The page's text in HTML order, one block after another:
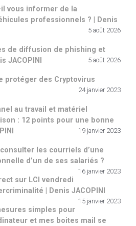
vous informer de la
professionnels ? | Denis
5 août 2026
de diffusion de phishing et
JACOPINI
5 août 2026
protéger des Cryptovirus
24 janvier 2023
au travail et matériel
: 12 points pour une bonne
19 janvier 2023
les courriels d’une
d’un de ses salariés ?
16 janvier 2023
sur LCI vendredi
| Denis JACOPINI
15 janvier 2023
simples pour
et mes boites mail se